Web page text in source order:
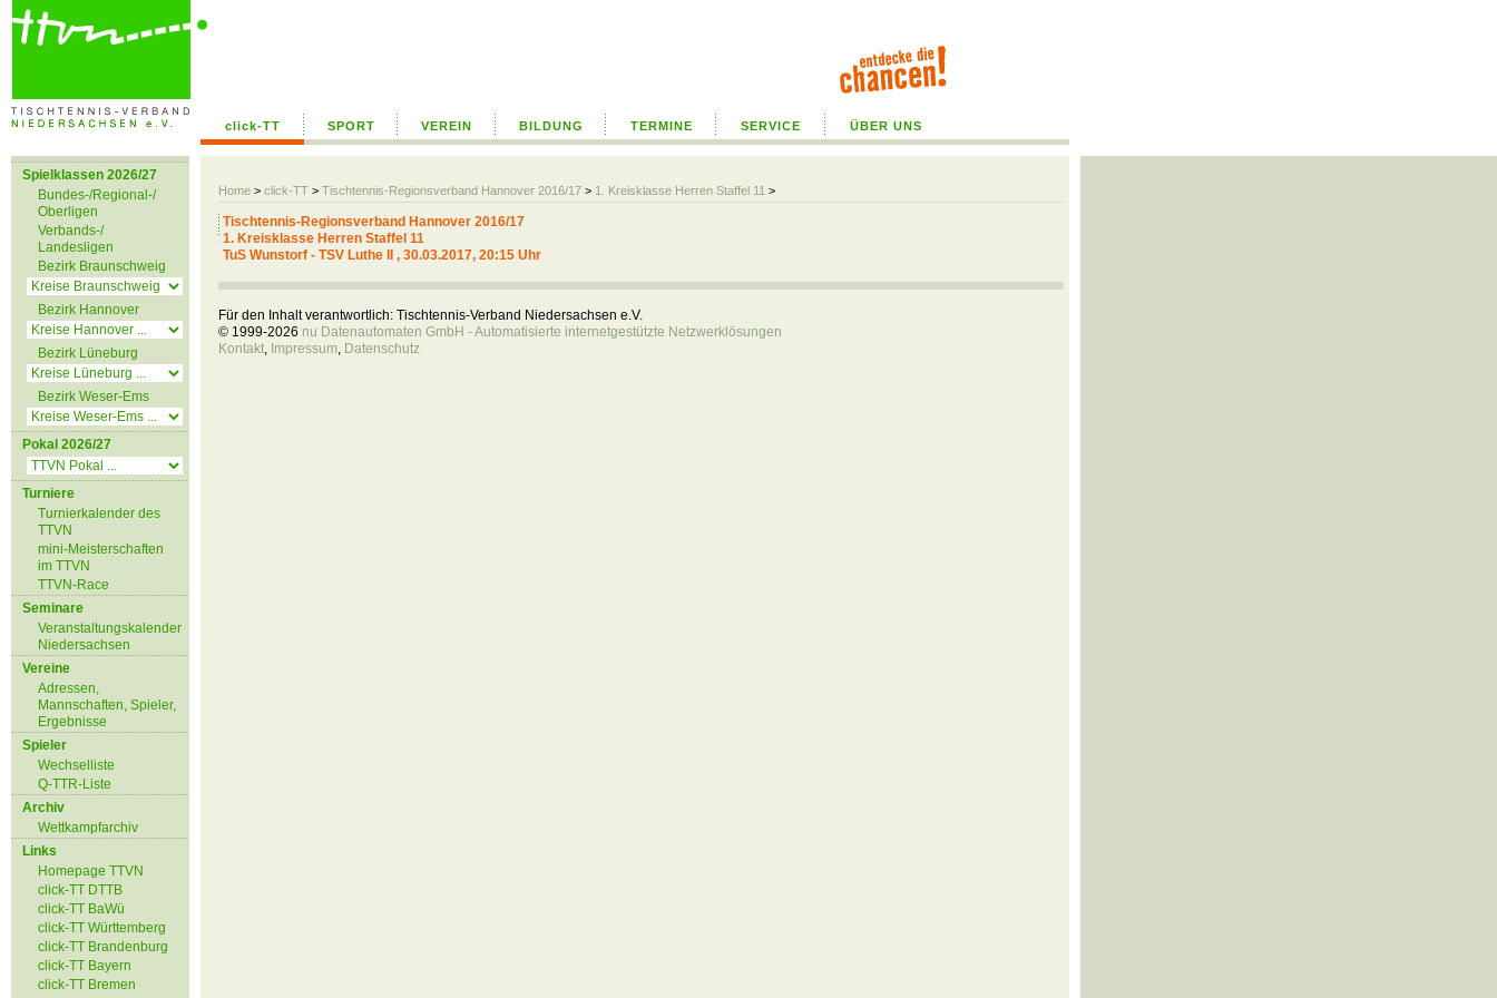
click-TT SPORT VEREIN BILDUNG TERMINE SERVICE ÜBER UNS
Home > click-TT > Tischtennis-Regionsverband Hannover 2016/17 > 1. Kreisklasse Herren Staffel 11 >
Spielklassen 2026/27
Bundes-/Regional-/
Oberligen
Verbands-/
Landesligen
Bezirk Braunschweig
Bezirk Hannover
Bezirk Lüneburg
Bezirk Weser-Ems
Pokal 2026/27
Turniere
Turnierkalender des
TTVN
mini-Meisterschaften
im TTVN
TTVN-Race
Seminare
Veranstaltungskalender
Niedersachsen
Vereine
Adressen,
Mannschaften, Spieler,
Ergebnisse
Spieler
Wechselliste
Q-TTR-Liste
Archiv
Wettkampfarchiv
Links
Homepage TTVN
click-TT DTTB
click-TT BaWü
click-TT Württemberg
click-TT Brandenburg
click-TT Bayern
click-TT Bremen
Tischtennis-Regionsverband Hannover 2016/17
1. Kreisklasse Herren Staffel 11
TuS Wunstorf - TSV Luthe II , 30.03.2017, 20:15 Uhr
Für den Inhalt verantwortlich: Tischtennis-Verband Niedersachsen e.V.
© 1999-2026 nu Datenautomaten GmbH - Automatisierte internetgestützte Netzwerklösungen
Kontakt, Impressum, Datenschutz